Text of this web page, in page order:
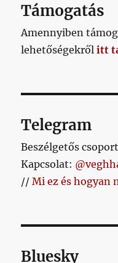
Támogatás
Amennyiben
lehetőségekrőlitt
Telegram
Beszélgetős
Kapcsolat:
//Mi ez és hogyan
Bluesky